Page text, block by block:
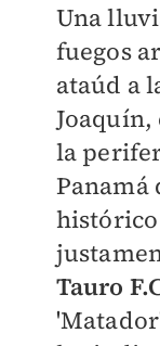
Una
fuegos
ataúd a
la
Panamá
Tauro